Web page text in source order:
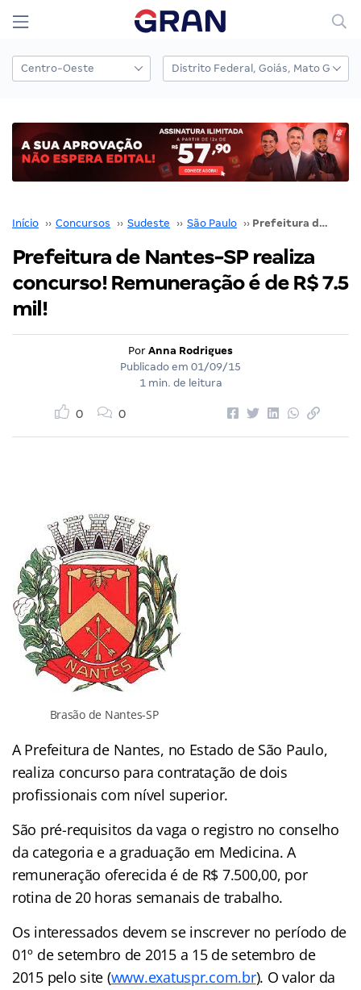
Início ›› Concursos ›› Sudeste ›› São Paulo ›› Prefeitura de Nantes-SP realiza concurso! Remuneração é de R$ 7.5 mil!
Prefeitura de Nantes-SP realiza
concurso! Remuneração é de R$ 7.5
mil!
Por Anna Rodrigues
Publicado em 01/09/15
1 min. de leitura
0 0
Brasão de Nantes-SP
A Prefeitura de Nantes, no Estado de São Paulo,
realiza concurso para contratação de dois
profissionais com nível superior.
São pré-requisitos da vaga o registro no conselho
da categoria e a graduação em Medicina. A
remuneração oferecida é de R$ 7.500,00, por
rotina de 20 horas semanais de trabalho.
Os interessados devem se inscrever no período de
01º de setembro de 2015 a 15 de setembro de
2015 pelo site (www.exatuspr.com.br). O valor da